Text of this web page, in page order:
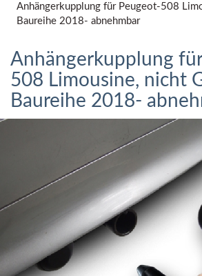
Anhängerkupplung für Peugeot-508
Baureihe 2018- abnehmbar
Anhängerkupplung
508 Limousine, nicht
Baureihe 2018-